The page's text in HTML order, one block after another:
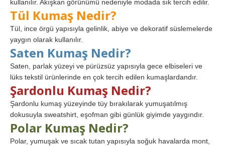
kullanılır. Akışkan görünümü nedeniyle modada sık tercih edilir.
Tül Kumaş Nedir?
Tül, ince örgü yapısıyla gelinlik, abiye ve dekoratif süslemelerde
yaygın olarak kullanılır.
Saten Kumaş Nedir?
Saten, parlak yüzeyi ve pürüzsüz yapısıyla gece elbiseleri ve
lüks tekstil ürünlerinde en çok tercih edilen kumaşlardandır.
Şardonlu Kumaş Nedir?
Şardonlu kumaş yüzeyinde tüy bırakılarak yumuşatılmış
dokusuyla sweatshirt, eşofman gibi günlük giyimde yaygındır.
Polar Kumaş Nedir?
Polar, yumuşak ve sıcak tutan yapısıyla soğuk havalarda mont,